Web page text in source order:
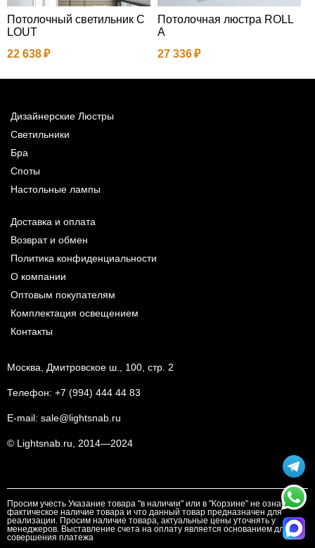
Потолочный светильник C
LOUT
22 638
Потолочная люстра ROLL
A
27 336
Дизайнерские Люстры
Светильники
Бра
Споты
Настольные лампы
Доставка и оплата
Возврат и обмен
Политика конфиденциальности
О компании
Оптовым покупателям
Комплектация освещением
Контакты
Москва, Дмитровское ш., 100, стр. 2
Телефон: +7 (994) 444 44 83
E-mail: sale@lightsnab.ru
© Lightsnab.ru, 2014—2024
Просим учесть Указание товара "в наличии" или в "Корзине" не означает
фактическое наличие товара и что данный товар предназначен для
реализации. Просим наличие товара, актуальные цены уточнять у
менеджеров. Выставление счета на оплату является основанием для
совершения платежа